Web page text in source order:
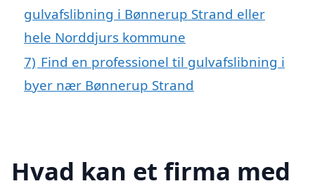
gulvafslibning i Bønnerup Strand eller
hele Norddjurs kommune
7) Find en professionel til gulvafslibning i
byer nær Bønnerup Strand
Hvad kan et firma med